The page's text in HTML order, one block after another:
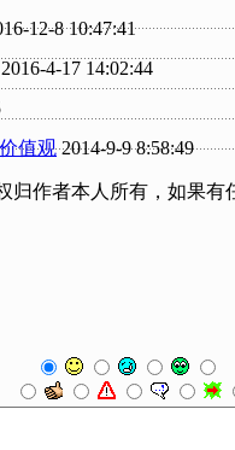
12-8 10:47:41
2016-4-17 14:02:44
值观2014-9-9 8:58:49
归作者本人所有，如果